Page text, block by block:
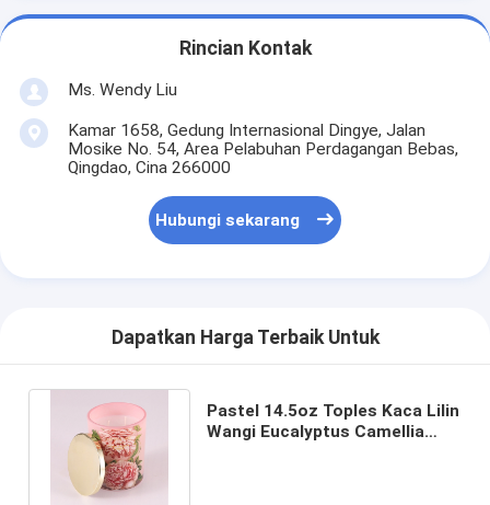
Rincian Kontak
Ms. Wendy Liu
Kamar 1658, Gedung Internasional Dingye, Jalan
Mosike No. 54, Area Pelabuhan Perdagangan Bebas,
Qingdao, Cina 266000
Hubungi sekarang
Dapatkan Harga Terbaik Untuk
Pastel 14.5oz Toples Kaca Lilin
Wangi Eucalyptus Camellia